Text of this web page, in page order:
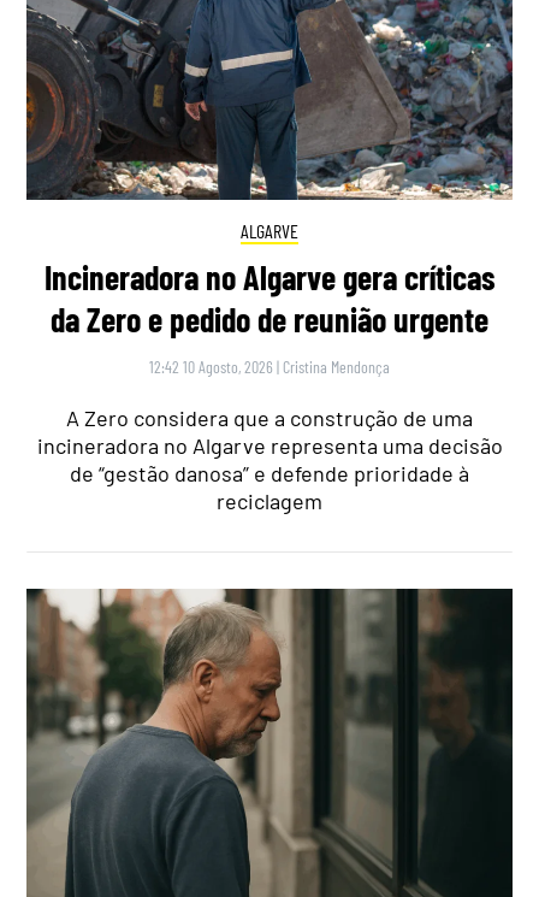
ALGARVE
Incineradora no Algarve gera críticas
da Zero e pedido de reunião urgente
12:42 10 Agosto, 2026 | Cristina Mendonça
A Zero considera que a construção de uma
incineradora no Algarve representa uma decisão
de “gestão danosa” e defende prioridade à
reciclagem